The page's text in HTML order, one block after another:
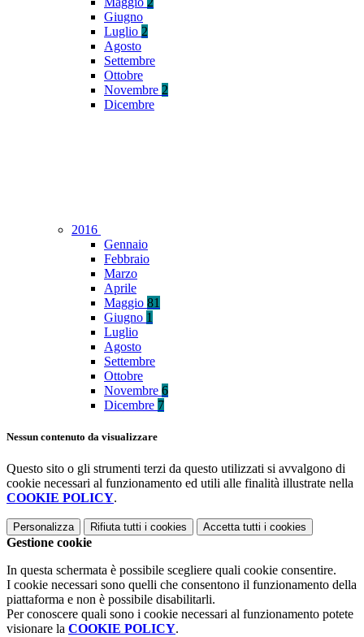
Giugno
Luglio 2
Agosto
Settembre
Ottobre
Novembre 2
Dicembre
2016
Gennaio
Febbraio
Marzo
Aprile
Maggio 81
Giugno 1
Luglio
Agosto
Settembre
Ottobre
Novembre 6
Dicembre 7
Nessun contenuto da visualizzare
Questo sito o gli strumenti terzi da questo utilizzati si avvalgono di
cookie necessari al funzionamento ed utili alle finalità illustrate nella
COOKIE POLICY.
Personalizza Rifiuta tutti i cookies Accetta tutti i cookies
Gestione cookie
In questa schermata è possibile scegliere quali cookie consentire.
I cookie necessari sono quelli che consentono il funzionamento della
piattaforma e non è possibile disabilitarli.
Per conoscere quali sono i cookie necessari al funzionamento potete
visionare la COOKIE POLICY.